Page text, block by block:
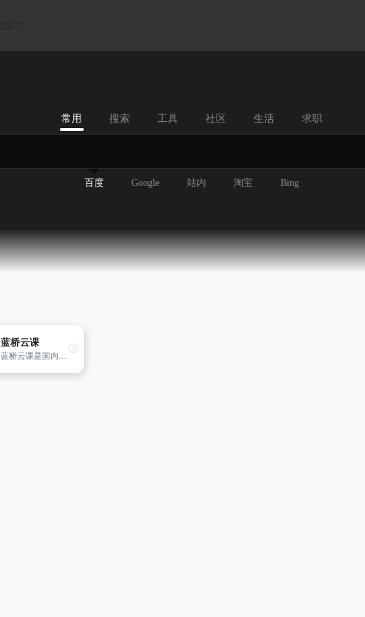
常用 搜索 工具 社区 生活 求职
百度 Google 站内 淘宝 Bing
蓝桥云课
蓝桥云课是国内领先的IT在线编程及在线实训学习平台，专业导师提供精选的实践项目，创新的技术使得学习者无需配置繁琐的本地环境，随时在线流畅使用。